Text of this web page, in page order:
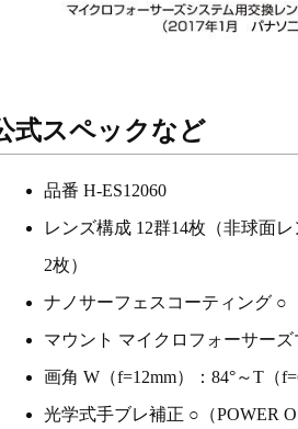
式スペックなど
品番 H-ES12060
レンズ構成 12群14枚（非球面
2枚）
ナノサーフェスコーティング ○
マウント マイクロフォーサーズ
画角 W（f=12mm）：84°～T（
光学式手ブレ補正 ○（POWER